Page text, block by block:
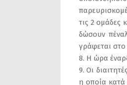
τις 2 ομάδες
δώσουν
γράφεται στο
8. Η ώρα
9. Οι
η οποία κατά